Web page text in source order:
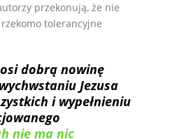
przekonują, że nie
tolerancyjne
dobrą nowinę
Jezusa
i wypełnieniu
nie ma nic